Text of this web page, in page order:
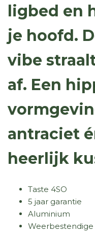
ligbed en
je hoofd.
vibe
af. Een
antraciet
heerlijk
Taste 4SO
5 jaar garantie
Aluminium
Weerbestendige